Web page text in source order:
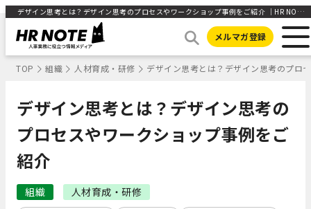
デザイン思考とは？デザイン思考のプロセスやワークショップ事例をご紹介 ｜HR NOTE
メルマガ登録
TOP 組織 人材育成・研修 デザイン思考とは？デザイン思考のプロ
デザイン思考とは？デザイン思考の
プロセスやワークショップ事例をご
紹介
組織 人材育成・研修